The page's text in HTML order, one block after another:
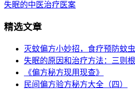
失眠的中医治疗医案
精选文章
灭蚊偏方小妙招，食疗预防蚊
失眠的原因和治疗方法：三则
《偏方秘方现用现查》
民间偏方验方秘方大全（四）